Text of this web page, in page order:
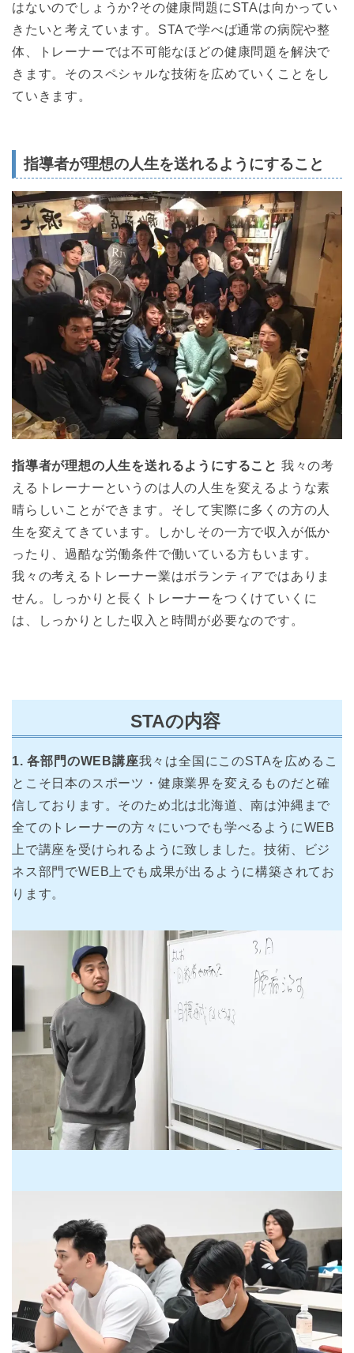
はないのでしょうか?その健康問題にSTAは向かってい
きたいと考えています。STAで学べば通常の病院や整
体、トレーナーでは不可能なほどの健康問題を解決で
きます。そのスペシャルな技術を広めていくことをし
ていきます。
指導者が理想の人生を送れるようにすること
指導者が理想の人生を送れるようにすること 我々の考
えるトレーナーというのは人の人生を変えるような素
晴らしいことができます。そして実際に多くの方の人
生を変えてきています。しかしその一方で収入が低か
ったり、過酷な労働条件で働いている方もいます。
我々の考えるトレーナー業はボランティアではありま
せん。しっかりと長くトレーナーをつくけていくに
は、しっかりとした収入と時間が必要なのです。
STAの内容
1. 各部門のWEB講座我々は全国にこのSTAを広めるこ
とこそ日本のスポーツ・健康業界を変えるものだと確
信しております。そのため北は北海道、南は沖縄まで
全てのトレーナーの方々にいつでも学べるようにWEB
上で講座を受けられるように致しました。技術、ビジ
ネス部門でWEB上でも成果が出るように構築されてお
ります。